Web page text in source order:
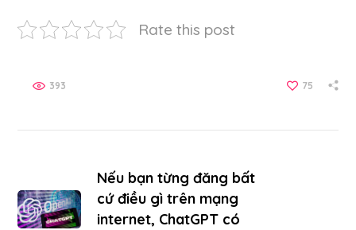
Rate this post
75
393
Nếu bạn từng đăng bất
cứ điều gì trên mạng
internet, ChatGPT có